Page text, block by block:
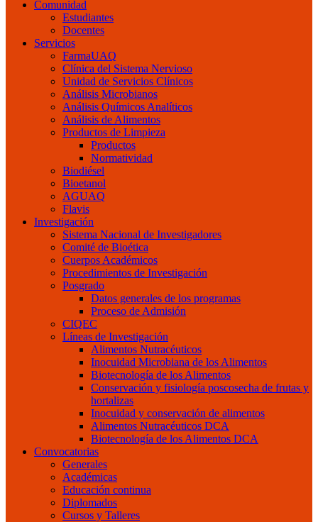
Comunidad
Estudiantes
Docentes
Servicios
FarmaUAQ
Clínica del Sistema Nervioso
Unidad de Servicios Clínicos
Análisis Microbianos
Análisis Químicos Analíticos
Análisis de Alimentos
Productos de Limpieza
Productos
Normatividad
Biodiésel
Bioetanol
AGUAQ
Flavis
Investigación
Sistema Nacional de Investigadores
Comité de Bioética
Cuerpos Académicos
Procedimientos de Investigación
Posgrado
Datos generales de los programas
Proceso de Admisión
CIQEC
Líneas de Investigación
Alimentos Nutracéuticos
Inocuidad Microbiana de los Alimentos
Biotecnología de los Alimentos
Conservación y fisiología poscosecha de frutas y
hortalizas
Inocuidad y conservación de alimentos
Alimentos Nutracéuticos DCA
Biotecnología de los Alimentos DCA
Convocatorias
Generales
Académicas
Educación continua
Diplomados
Cursos y Talleres